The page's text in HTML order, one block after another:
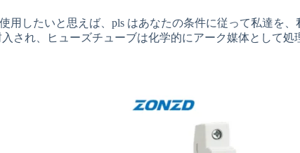
用したいと思えば、pls はあなたの条件に従って私達を
され、ヒューズチューブは化学的にアーク媒体として